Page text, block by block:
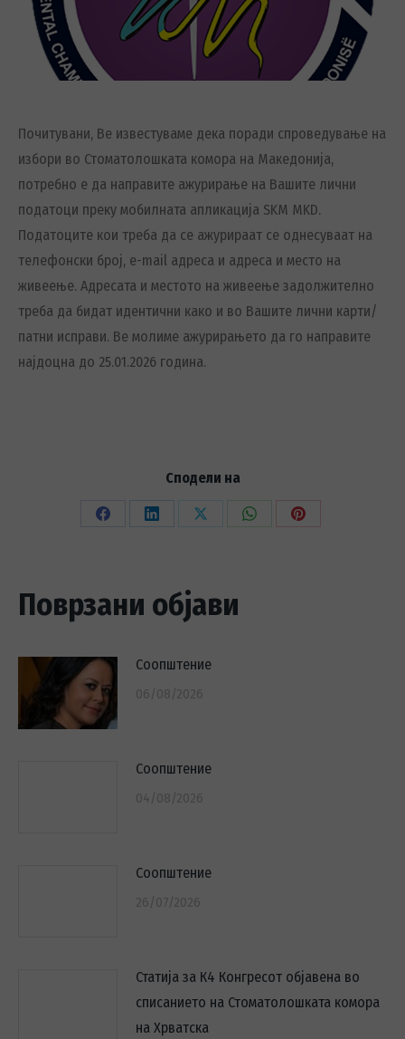
Почитувани, Ве известуваме дека поради спроведување на
избори во Стоматолошката комора на Македонија,
потребно e да направите ажурирање на Вашите лични
податоци преку мобилната апликација SKM MKD.
Податоците кои треба да се ажурираат се однесуваат на
телефонски број, e-mail адреса и адреса и место на
живеење. Адресата и местото на живеење задолжително
треба да бидат идентични како и во Вашите лични карти/
патни исправи. Ве молиме ажурирањето да го направите
најдоцна до 25.01.2026 година.
Сподели на
Share
Share
Share
Share
Share
Поврзани објави
Соопштение
06/08/2026
Соопштение
04/08/2026
Соопштение
26/07/2026
Статија за К4 Конгресот објавена во
списанието на Стоматолошката комора
на Хрватска